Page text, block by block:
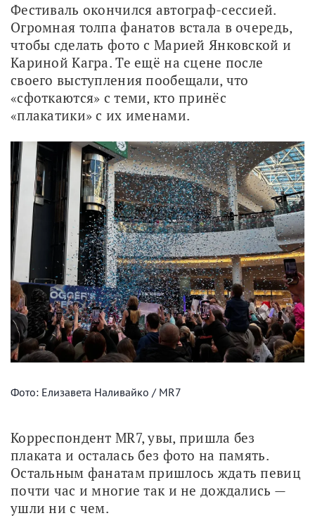
Фестиваль окончился автограф-сессией.
Огромная толпа фанатов встала в очередь,
чтобы сделать фото с Марией Янковской и
Кариной Кагра. Те ещё на сцене после
своего выступления пообещали, что
«сфоткаются» с теми, кто принёс
«плакатики» с их именами.
Фото: Елизавета Наливайко / MR7
Корреспондент MR7, увы, пришла без
плаката и осталась без фото на память.
Остальным фанатам пришлось ждать певиц
почти час и многие так и не дождались —
ушли ни с чем.